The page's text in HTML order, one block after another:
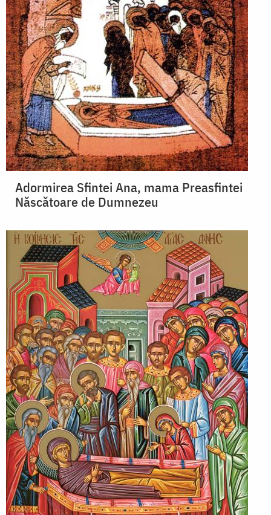
Adormirea Sfintei Ana, mama Preasfintei
Născătoare de Dumnezeu